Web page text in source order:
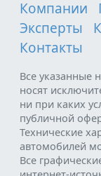
Компании
Эксперты
Контакты
Все указанные
носят
ни при каких
публичной
Технические
автомобилей
Все